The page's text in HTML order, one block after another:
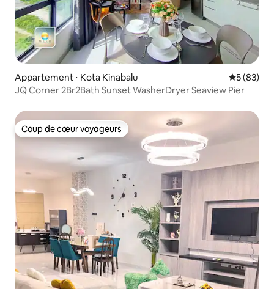
Appartement ⋅ Kota Kinabalu
5 (83)
JQ Corner 2Br2Bath Sunset WasherDryer Seaview Pier
Coup de cœur voyageurs
Coup de cœur voyageurs